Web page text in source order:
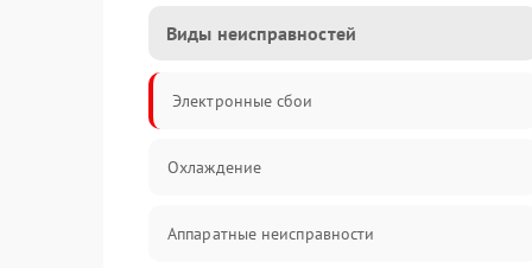
Виды неисправностей
Электронные сбои
Охлаждение
Аппаратные неисправности